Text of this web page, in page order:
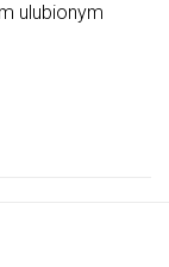
ulubionym